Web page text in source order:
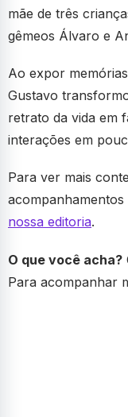
mãe de três
gêmeos Álvaro e
Ao expor
Gustavo
retrato da vida em
interações em
Para ver mais
nossa editoria.
O que você acha?
Para acompanhar